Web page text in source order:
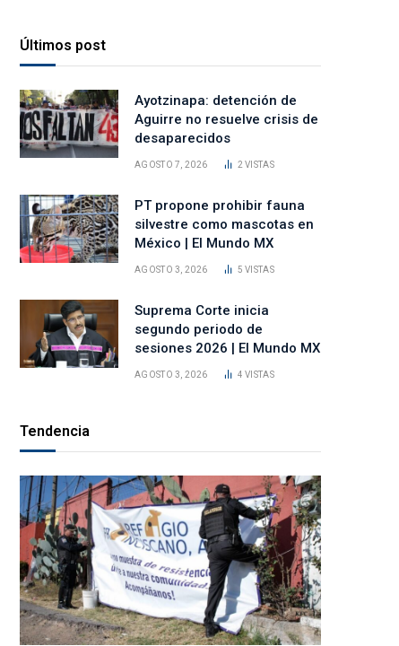
Últimos post
Ayotzinapa: detención de
Aguirre no resuelve crisis de
desaparecidos
AGOSTO 7, 2026 2VISTAS
PT propone prohibir fauna
silvestre como mascotas en
México | El Mundo MX
AGOSTO 3, 2026 5VISTAS
Suprema Corte inicia
segundo periodo de
sesiones 2026 | El Mundo MX
AGOSTO 3, 2026 4VISTAS
Tendencia